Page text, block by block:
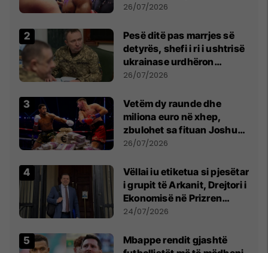
26/07/2026
Pesë ditë pas marrjes së
detyrës, shefi i ri i ushtrisë
ukrainase urdhëron
kontroll të madh
26/07/2026
Vetëm dy raunde dhe
miliona euro në xhep,
zbulohet sa fituan Joshua
e Prenga
26/07/2026
Vëllai iu etiketua si pjesëtar
i grupit të Arkanit, Drejtori i
Ekonomisë në Prizren
mohon pretendimet
24/07/2026
Mbappe rendit gjashtë